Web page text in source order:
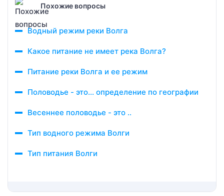
Похожие вопросы
Водный режим реки Волга
Какое питание не имеет река Волга?
Питание реки Волга и ее режим
Половодье - это... определение по географии
Весеннее половодье - это ..
Тип водного режима Волги
Тип питания Волги